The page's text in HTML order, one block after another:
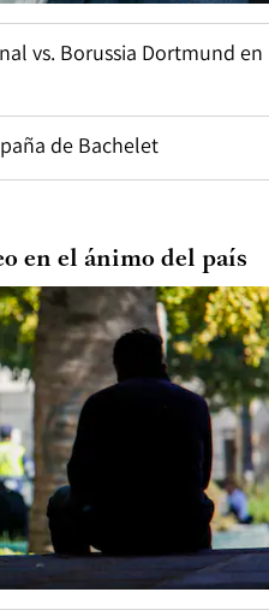
vs. Borussia Dortmund en
de Bachelet
en el ánimo del país